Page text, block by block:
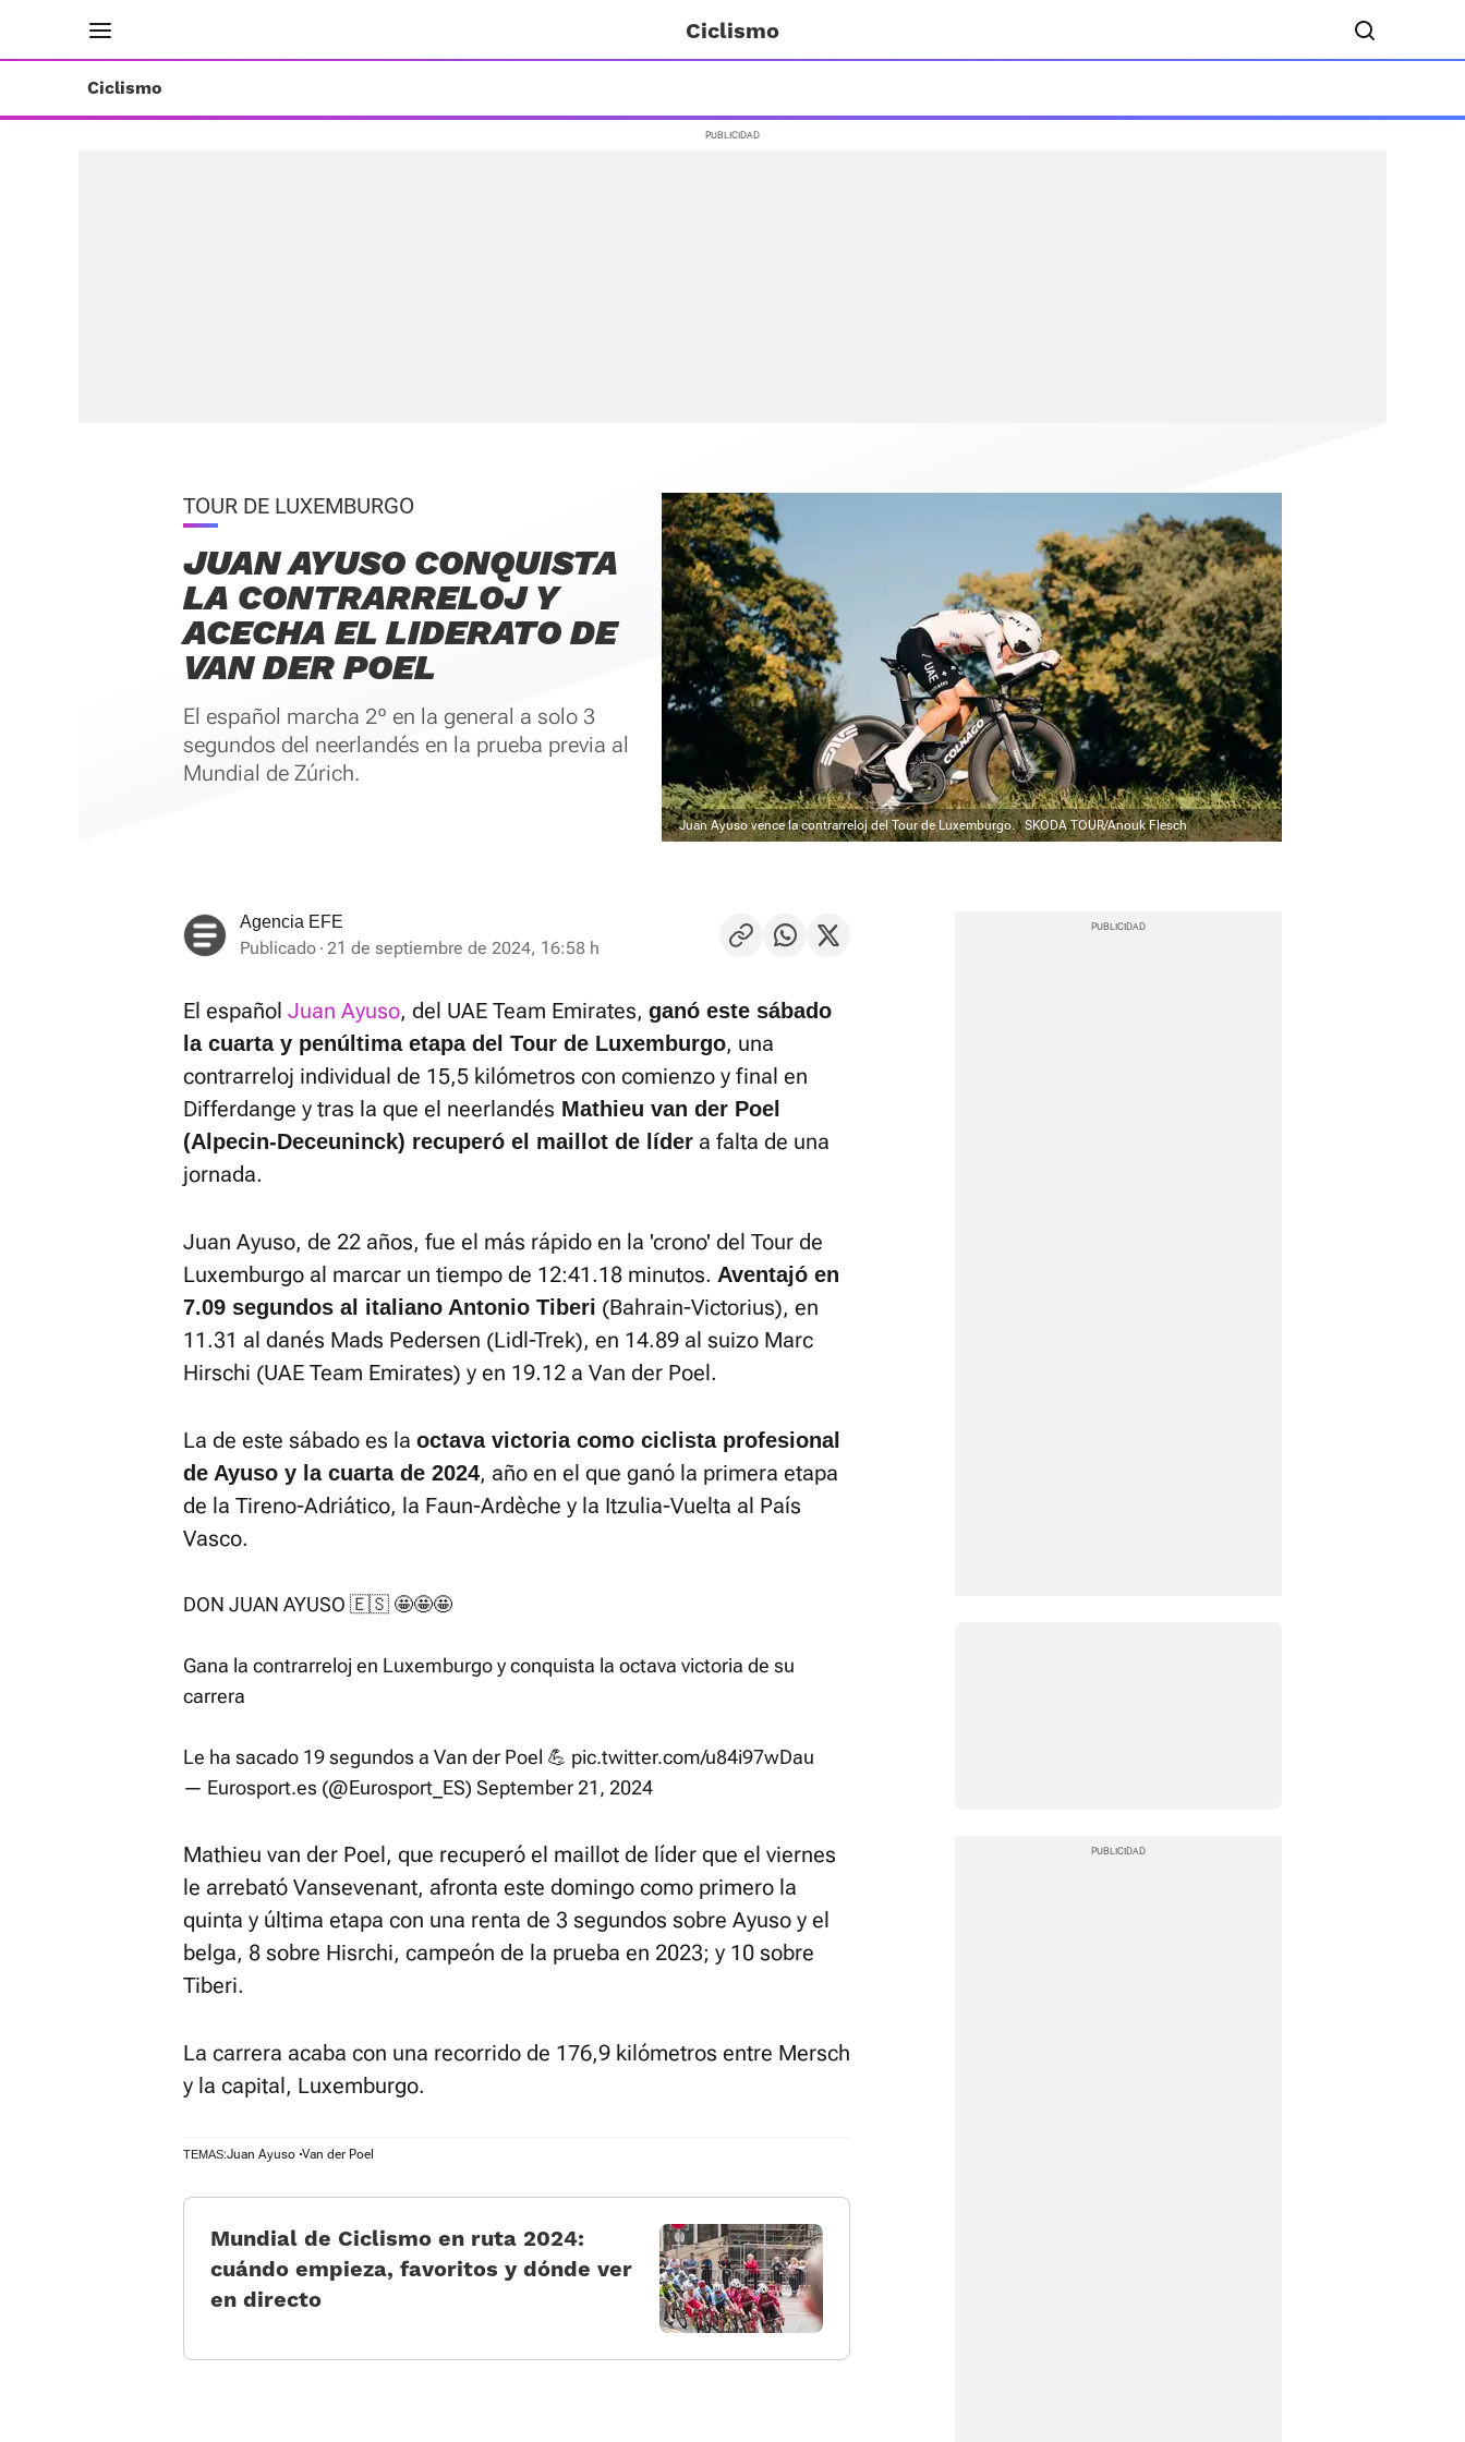
Ciclismo
Ciclismo
TOUR DE LUXEMBURGO
JUAN AYUSO CONQUISTA
LA CONTRARRELOJ Y
ACECHA EL LIDERATO DE
VAN DER POEL
El español marcha 2º en la general a solo 3
segundos del neerlandés en la prueba previa al
Mundial de Zúrich.
Juan Ayuso vence la contrarreloj del Tour de Luxemburgo. SKODA TOUR/Anouk Flesch
Agencia EFE
Publicado 21 de septiembre de 2024, 16:58 h
El español Juan Ayuso, del UAE Team Emirates, ganó este sábado
la cuarta y penúltima etapa del Tour de Luxemburgo, una
contrarreloj individual de 15,5 kilómetros con comienzo y final en
Differdange y tras la que el neerlandés Mathieu van der Poel
(Alpecin-Deceuninck) recuperó el maillot de líder a falta de una
jornada.
Juan Ayuso, de 22 años, fue el más rápido en la 'crono' del Tour de
Luxemburgo al marcar un tiempo de 12:41.18 minutos. Aventajó en
7.09 segundos al italiano Antonio Tiberi (Bahrain-Victorius), en
11.31 al danés Mads Pedersen (Lidl-Trek), en 14.89 al suizo Marc
Hirschi (UAE Team Emirates) y en 19.12 a Van der Poel.
La de este sábado es la octava victoria como ciclista profesional
de Ayuso y la cuarta de 2024, año en el que ganó la primera etapa
de la Tireno-Adriático, la Faun-Ardèche y la Itzulia-Vuelta al País
Vasco.
DON JUAN AYUSO 🇪🇸 🤩🤩🤩
Gana la contrarreloj en Luxemburgo y conquista la octava victoria de su
carrera
Le ha sacado 19 segundos a Van der Poel 💪 pic.twitter.com/u84i97wDau
— Eurosport.es (@Eurosport_ES) September 21, 2024
Mathieu van der Poel, que recuperó el maillot de líder que el viernes
le arrebató Vansevenant, afronta este domingo como primero la
quinta y última etapa con una renta de 3 segundos sobre Ayuso y el
belga, 8 sobre Hisrchi, campeón de la prueba en 2023; y 10 sobre
Tiberi.
La carrera acaba con una recorrido de 176,9 kilómetros entre Mersch
y la capital, Luxemburgo.
TEMAS:Juan Ayuso Van der Poel
Mundial de Ciclismo en ruta 2024:
cuándo empieza, favoritos y dónde ver
en directo